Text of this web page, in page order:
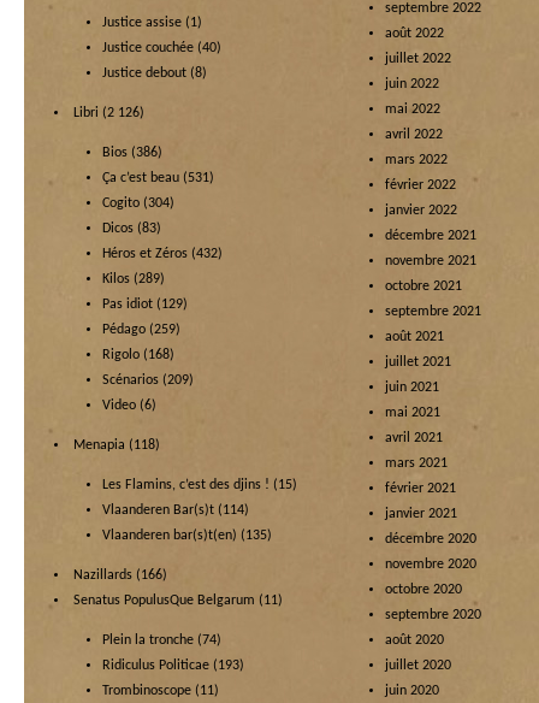
Justice assise (1)
Justice couchée (40)
Justice debout (8)
Libri (2 126)
Bios (386)
Ça c’est beau (531)
Cogito (304)
Dicos (83)
Héros et Zéros (432)
Kilos (289)
Pas idiot (129)
Pédago (259)
Rigolo (168)
Scénarios (209)
Video (6)
Menapia (118)
Les Flamins, c’est des djins ! (15)
Vlaanderen Bar(s)t (114)
Vlaanderen bar(s)t(en) (135)
Nazillards (166)
Senatus PopulusQue Belgarum (11)
Plein la tronche (74)
Ridiculus Politicae (193)
Trombinoscope (11)
septembre 2022
août 2022
juillet 2022
juin 2022
mai 2022
avril 2022
mars 2022
février 2022
janvier 2022
décembre 2021
novembre 2021
octobre 2021
septembre 2021
août 2021
juillet 2021
juin 2021
mai 2021
avril 2021
mars 2021
février 2021
janvier 2021
décembre 2020
novembre 2020
octobre 2020
septembre 2020
août 2020
juillet 2020
juin 2020